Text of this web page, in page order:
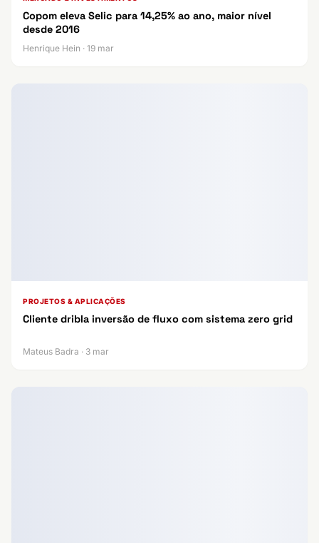
Copom eleva Selic para 14,25% ao ano, maior nível
desde 2016
Henrique Hein · 19 mar
PROJETOS & APLICAÇÕES
Cliente dribla inversão de fluxo com sistema zero grid
Mateus Badra · 3 mar